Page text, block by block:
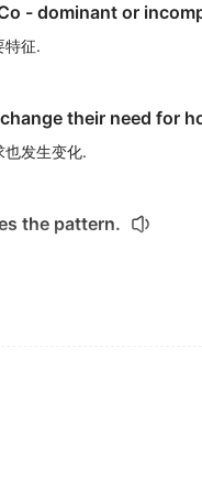
- dominant or
特征.
their need for
发生变化.
the pattern.